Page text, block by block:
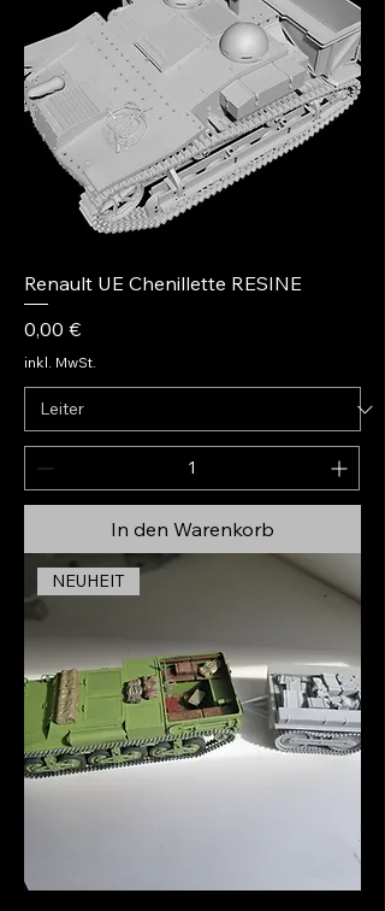
Renault UE Chenillette RESINE
Preis
0,00 €
inkl. MwSt.
In den Warenkorb
NEUHEIT